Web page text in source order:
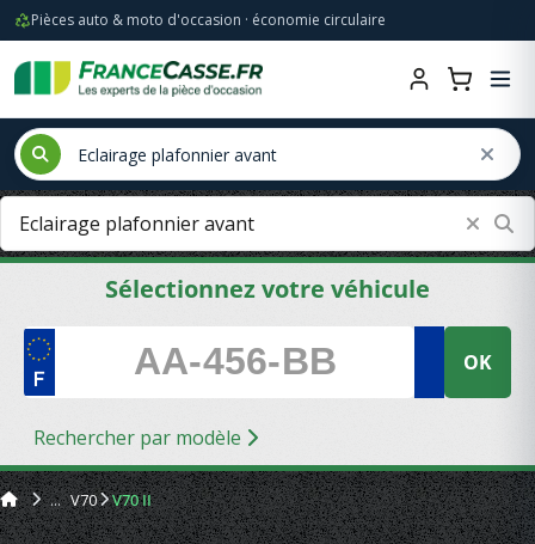
Pièces auto & moto d'occasion · économie circulaire
Sélectionnez votre véhicule
OK
Rechercher par modèle
V70 V70 II